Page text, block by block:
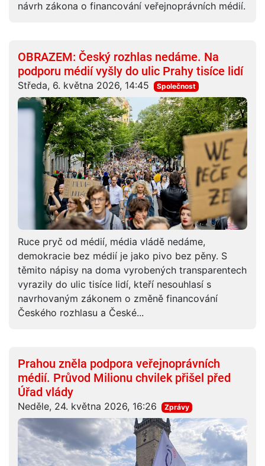
návrh zákona o financování veřejnoprávních médií.
OBRAZEM: Český rozhlas nedáme. Na
podporu médií vyšly do ulic Prahy tisíce lidí
Středa, 6. května 2026, 14:45 Společnost
Ruce pryč od médií, média vládě nedáme,
demokracie bez médií je jako pivo bez pěny. S
těmito nápisy na doma vyrobených transparentech
vyrazily do ulic tisíce lidí, kteří nesouhlasí s
navrhovaným zákonem o změně financování
Českého rozhlasu a České...
Prahou zněla podpora veřejnoprávních
médií. Průvod Milionu chvilek přišel před
Úřad vlády
Neděle, 24. května 2026, 16:26 Zprávy